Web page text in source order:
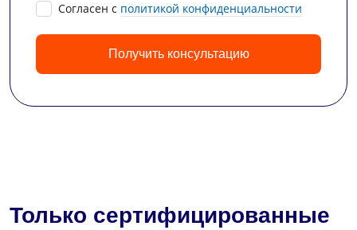
Cогласен с политикой конфиденциальности
Получить консультацию
Только сертифицированные